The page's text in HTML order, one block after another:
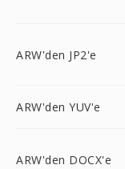
ARW'den JP2'e
ARW'den YUV'e
ARW'den DOCX'e